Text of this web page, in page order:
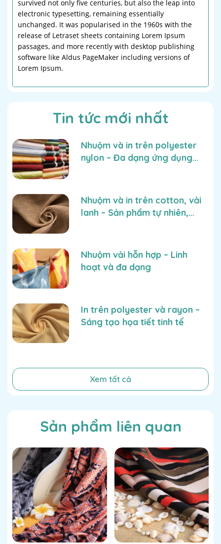
survived not only five centuries, but also the leap into
electronic typesetting, remaining essentially
unchanged. It was popularised in the 1960s with the
release of Letraset sheets containing Lorem Ipsum
passages, and more recently with desktop publishing
software like Aldus PageMaker including versions of
Lorem Ipsum.
Tin tức mới nhất
Nhuộm và in trên polyester
nylon – Đa dạng ứng dụng
Nhuộm và in trên cotton, vải
lanh – Sản phẩm tự nhiên,
Nhuộm vải hỗn hợp – Linh
hoạt và đa dạng
In trên polyester và rayon –
Sáng tạo họa tiết tinh tế
Xem tất cả
Sản phẩm liên quan